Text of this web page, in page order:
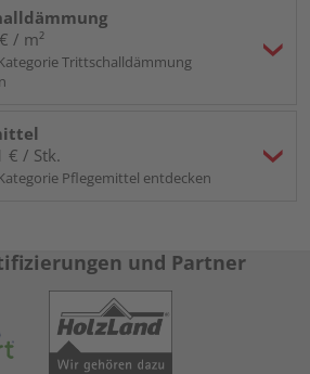
/ m²
Trittschalldämmung
€ / Stk.
Pflegemittel entdecken
und Partner